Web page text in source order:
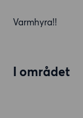
Varmhyra!!
I området